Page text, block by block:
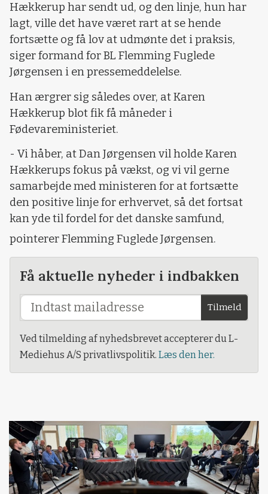
Hækkerup har sendt ud, og den linje, hun har
lagt, ville det have været rart at se hende
fortsætte og få lov at udmønte det i praksis,
siger formand for BL Flemming Fuglede
Jørgensen i en pressemeddelelse.
Han ærgrer sig således over, at Karen
Hækkerup blot fik få måneder i
Fødevareministeriet.
- Vi håber, at Dan Jørgensen vil holde Karen
Hækkerups fokus på vækst, og vi vil gerne
samarbejde med ministeren for at fortsætte
den positive linje for erhvervet, så det fortsat
kan yde til fordel for det danske samfund,
pointerer Flemming Fuglede Jørgensen.
Få aktuelle nyheder i indbakken
Tilmeld
Ved tilmelding af nyhedsbrevet accepterer du L-
Mediehus A/S privatlivspolitik. Læs den her.